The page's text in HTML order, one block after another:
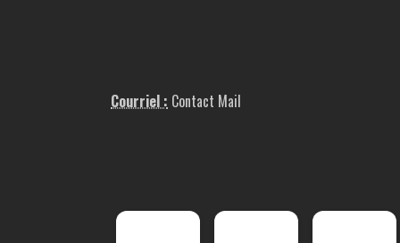
Courriel : Contact Mail